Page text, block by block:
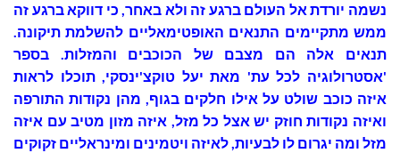
נשמה יורדת אל העולם ברגע זה ולא באחר, כי דווקא ברגע זה
ממש מתקיימים התנאים האופטימאליים להשלמת תיקונה.
תנאים אלה הם מצבם של הכוכבים והמזלות. בספר
'אסטרולוגיה לכל עת' מאת יעל טוקצ'ינסקי, תוכלו לראות
איזה כוכב שולט על אילו חלקים בגוף, מהן נקודות התורפה
ואיזה נקודות חוזק יש אצל כל מזל, איזה מזון מטיב עם איזה
מזל ומה יגרום לו לבעיות, לאיזה ויטמינים ומינראליים זקוקים